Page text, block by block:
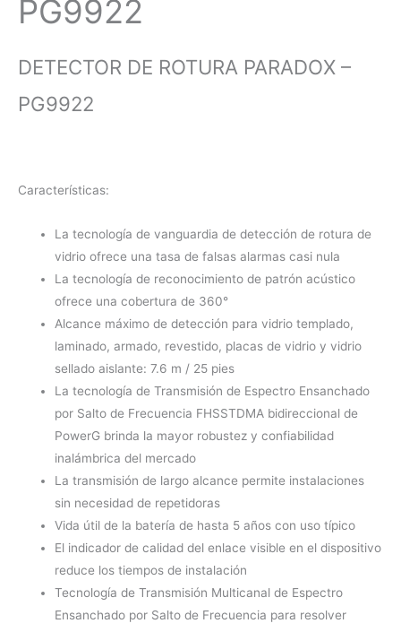
PG9922
DETECTOR DE ROTURA PARADOX –
PG9922
Características:
La tecnología de vanguardia de detección de rotura de
vidrio ofrece una tasa de falsas alarmas casi nula
La tecnología de reconocimiento de patrón acústico
ofrece una cobertura de 360°
Alcance máximo de detección para vidrio templado,
laminado, armado, revestido, placas de vidrio y vidrio
sellado aislante: 7.6 m / 25 pies
La tecnología de Transmisión de Espectro Ensanchado
por Salto de Frecuencia FHSSTDMA bidireccional de
PowerG brinda la mayor robustez y confiabilidad
inalámbrica del mercado
La transmisión de largo alcance permite instalaciones
sin necesidad de repetidoras
Vida útil de la batería de hasta 5 años con uso típico
El indicador de calidad del enlace visible en el dispositivo
reduce los tiempos de instalación
Tecnología de Transmisión Multicanal de Espectro
Ensanchado por Salto de Frecuencia para resolver